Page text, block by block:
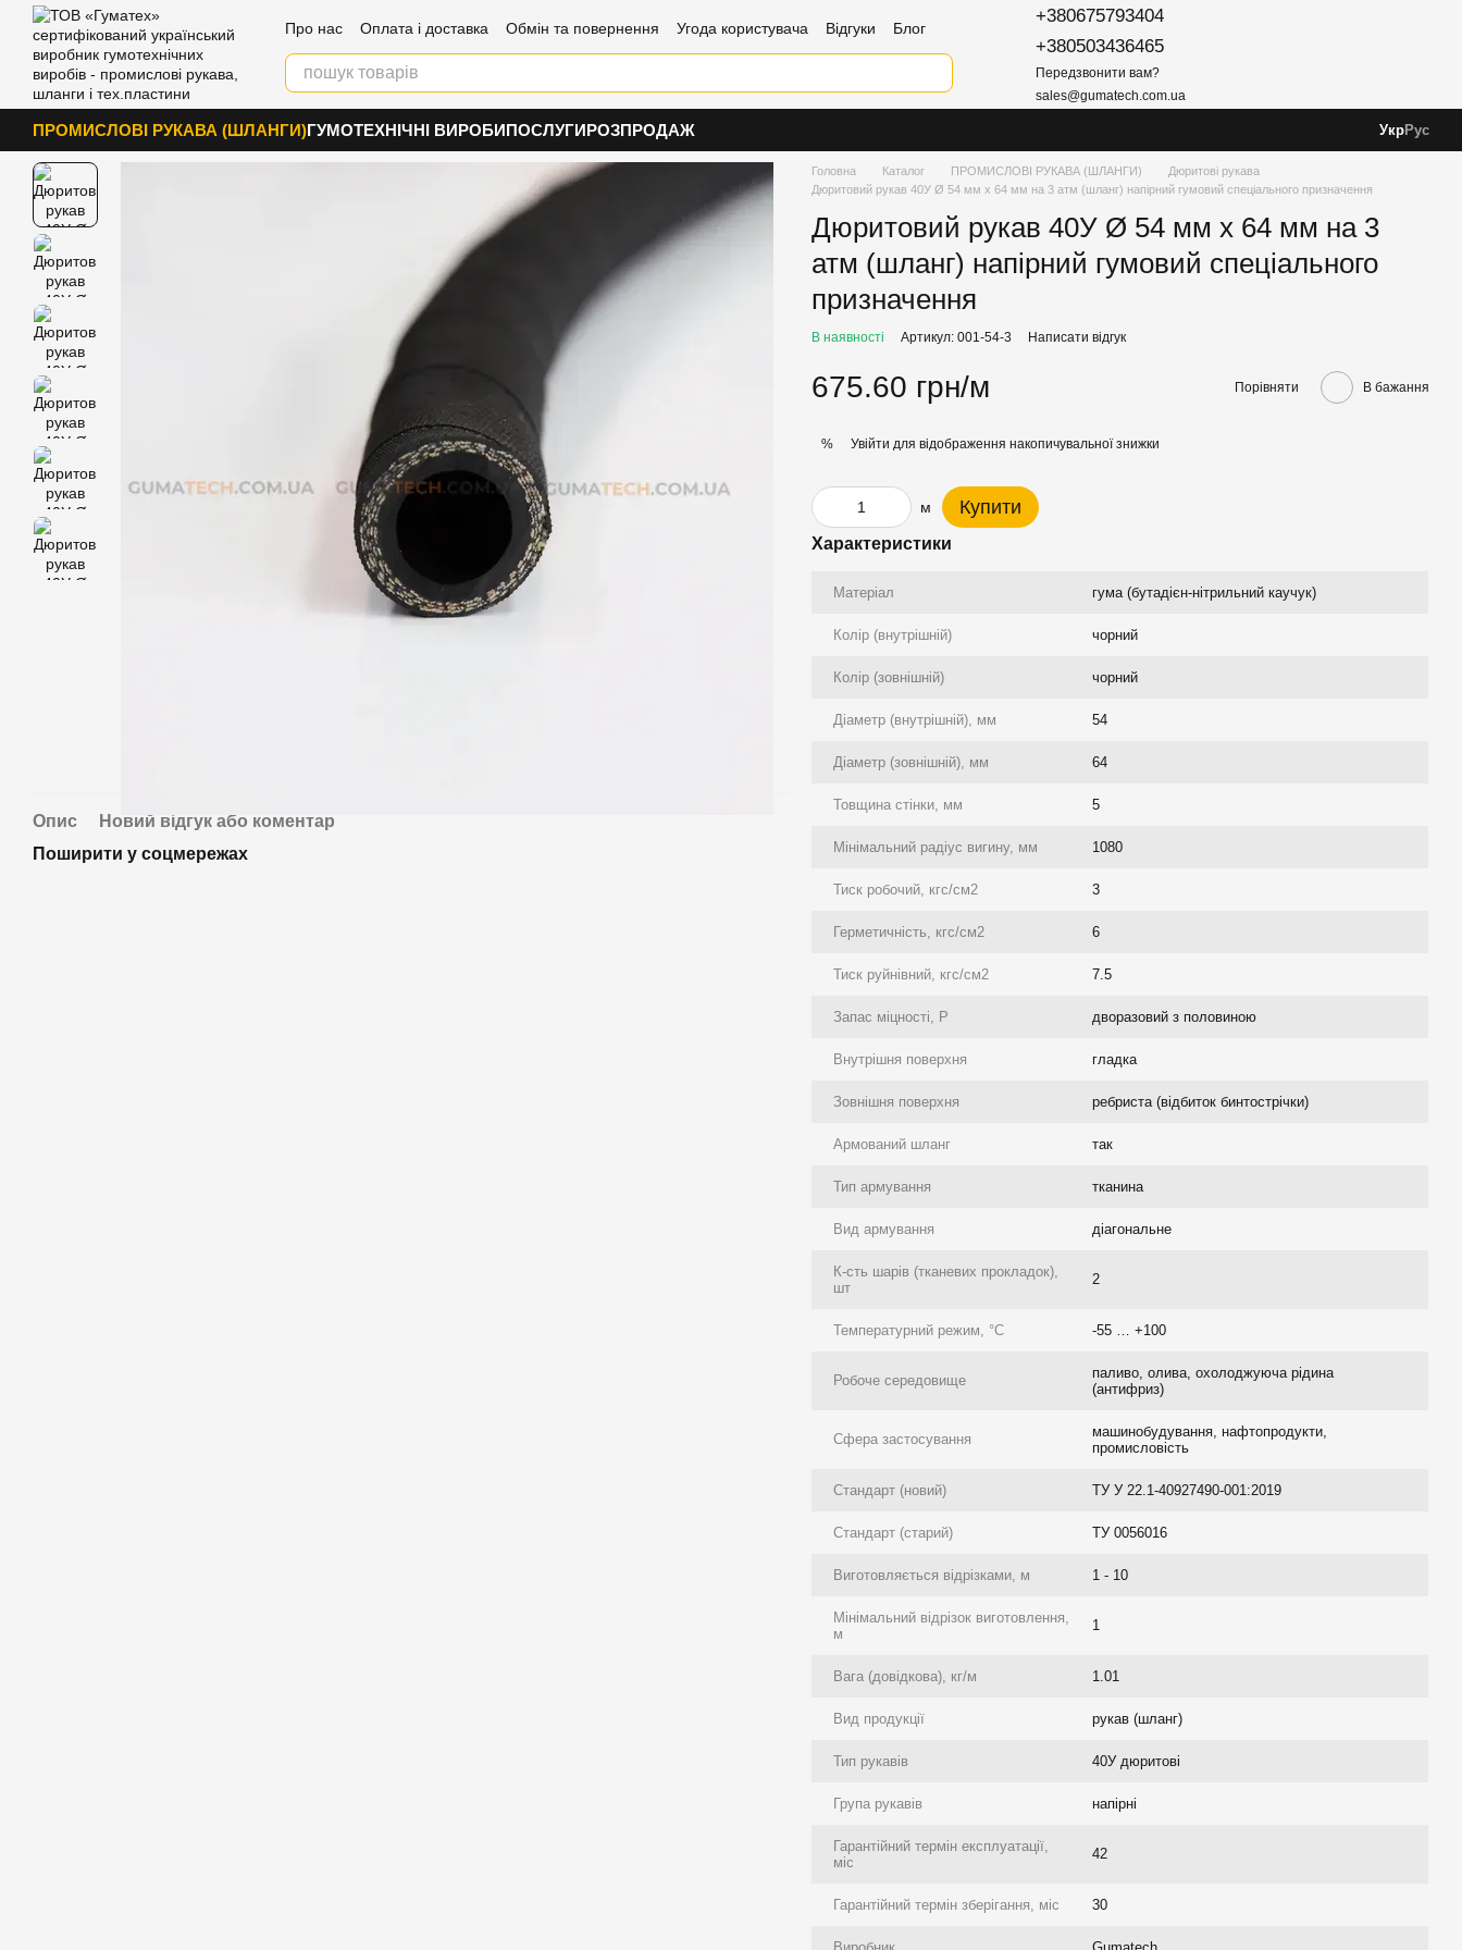
Перейти к основному контенту
Про нас Оплата і доставка Обмін та повернення Угода користувача Відгуки
Блог
Контакти
+380675793404
+380503436465
Передзвонити вам?
sales@gumatech.com.ua
ПРОМИСЛОВІ РУКАВА (ШЛАНГИ)ГУМОТЕХНІЧНІ ВИРОБИПОСЛУГИРОЗПРОДАЖ УкрРус
Опис
Новий відгук або коментар
Поширити у соцмережах
Головна Каталог ПРОМИСЛОВІ РУКАВА (ШЛАНГИ)
Дюритові рукава
Дюритовий рукав 40У Ø 54 мм x 64 мм на 3 атм (шланг) напірний гумовий спеціального призначення
Дюритовий рукав 40У Ø 54 мм x 64 мм на 3
атм (шланг) напірний гумовий спеціального
призначення
В наявності Артикул: 001-54-3 Написати відгук
675.60 грн/м Порівняти В бажання
% Увійти для відображення накопичувальної знижки
м Купити
Характеристики
Матеріал гума (бутадієн-нітрильний каучук)
Колір (внутрішній) чорний
Колір (зовнішній) чорний
Діаметр (внутрішній), мм 54
Діаметр (зовнішній), мм 64
Товщина стінки, мм 5
Мінімальний радіус вигину, мм 1080
Тиск робочий, кгс/см2 3
Герметичність, кгс/см2 6
Тиск руйнівний, кгс/см2 7.5
Запас міцності, P дворазовий з половиною
Внутрішня поверхня гладка
Зовнішня поверхня ребриста (відбиток бинтострічки)
Армований шланг так
Тип армування тканина
Вид армування діагональне
К-сть шарів (тканевих прокладок),
шт
2
Температурний режим, °C -55 … +100
Робоче середовище
паливо, олива, охолоджуюча рідина
(антифриз)
Сфера застосування
машинобудування, нафтопродукти,
промисловість
Стандарт (новий) ТУ У 22.1-40927490-001:2019
Стандарт (старий) ТУ 0056016
Виготовляється відрізками, м 1 - 10
Мінімальний відрізок виготовлення,
м
1
Вага (довідкова), кг/м 1.01
Вид продукції рукав (шланг)
Тип рукавів 40У дюритові
Група рукавів напірні
Гарантійний термін експлуатації,
міс
42
Гарантійний термін зберігання, міс 30